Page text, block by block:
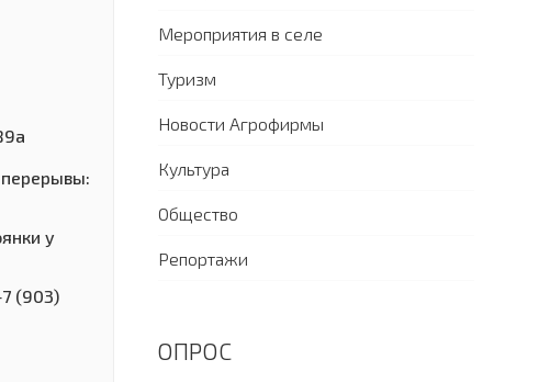
у
(903)
Мероприятия в селе
Туризм
Новости Агрофирмы
Культура
Общество
Репортажи
ОПРОС